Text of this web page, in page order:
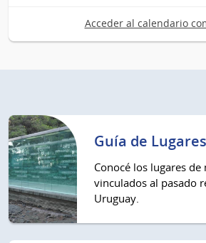
Acceder al calendario
Guía de
Conocé los lugares
vinculados al pasado
Uruguay.